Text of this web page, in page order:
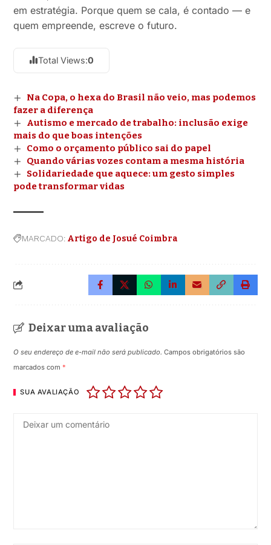
em estratégia. Porque quem se cala, é contado — e
quem empreende, escreve o futuro.
Total Views:0
Na Copa, o hexa do Brasil não veio, mas podemos
fazer a diferença
Autismo e mercado de trabalho: inclusão exige
mais do que boas intenções
Como o orçamento público sai do papel
Quando várias vozes contam a mesma história
Solidariedade que aquece: um gesto simples
pode transformar vidas
MARCADO: Artigo de Josué Coimbra
Deixar uma avaliação
O seu endereço de e-mail não será publicado. Campos obrigatórios são
marcados com*
SUA AVALIAÇÃO